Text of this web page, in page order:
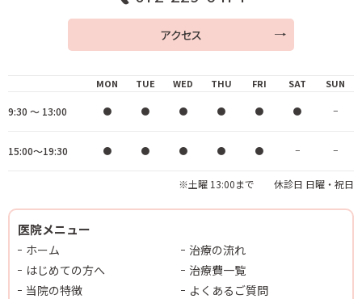
アクセス
MON TUE WED THU FRI SAT SUN
※土曜 13:00まで 休診日 日曜・祝日
9:30 ～ 13:00 ● ● ● ● ● ● −
15:00～19:30 ● ● ● ● ● − −
医院メニュー
ホーム
はじめての方へ
当院の特徴
治療の流れ
治療費一覧
よくあるご質問